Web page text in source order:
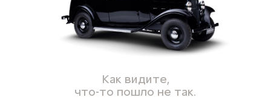
Как видите,
что-то пошло не так.